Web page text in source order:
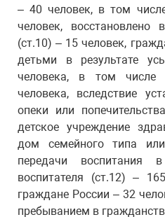
– 40 человек, в том
человек, восстановлено
(ст.10) – 15 человек,
детьми в результате
человека, в том
человека, вследствие
опеки или
детское учреждение
дом семейного типа
передачи воспитания
воспитателя (ст.12) –
граждане России – 32
пребыванием в